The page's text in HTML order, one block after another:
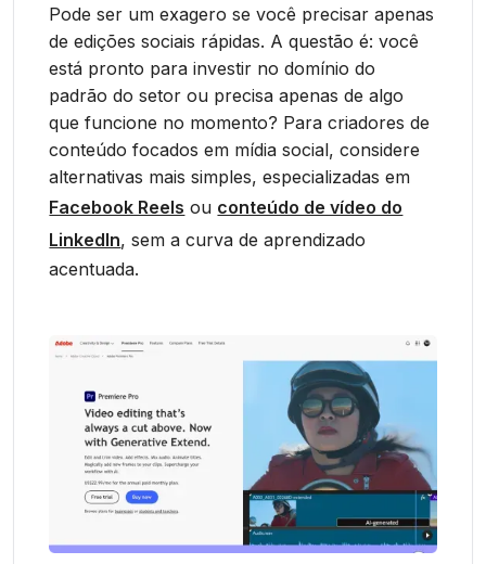
Pode ser um exagero se você precisar apenas
de edições sociais rápidas. A questão é: você
está pronto para investir no domínio do
padrão do setor ou precisa apenas de algo
que funcione no momento? Para criadores de
conteúdo focados em mídia social, considere
alternativas mais simples, especializadas em
Facebook Reels ou conteúdo de vídeo do
LinkedIn, sem a curva de aprendizado
acentuada.